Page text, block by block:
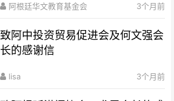
阿根廷华文教育基金会 3个月前
致阿中投资贸易促进会及何文强会
长的感谢信
lisa 3个月前